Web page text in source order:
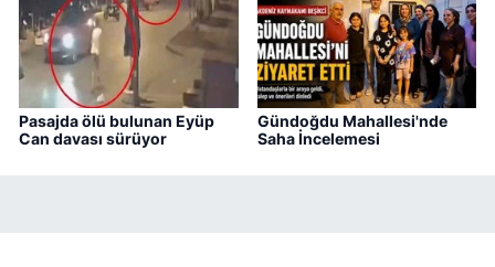
Pasajda ölü bulunan Eyüp
Can davası sürüyor
Gündoğdu Mahallesi'nde
Saha İncelemesi